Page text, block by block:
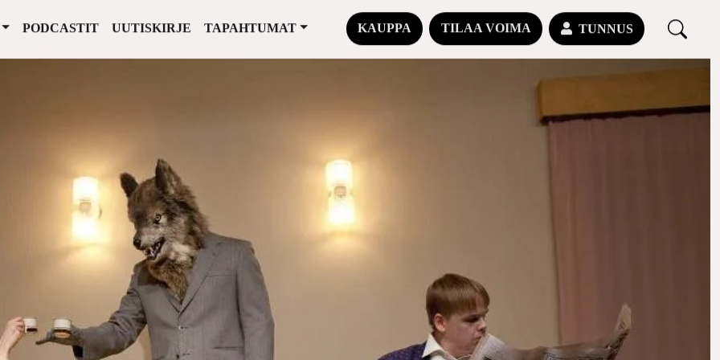
PODCASTIT UUTISKIRJE TAPAHTUMAT KAUPPA TILAA VOIMA TUNNUS